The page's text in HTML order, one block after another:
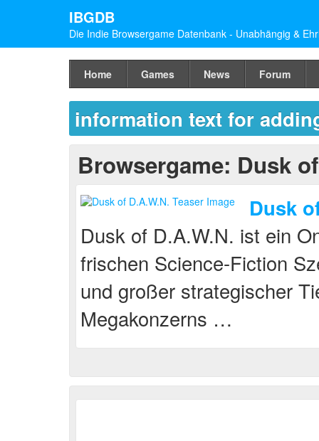
IBGDB
Die Indie Browsergame Datenbank - Unabhängig &
Home Games News Forum
information text for
Browsergame: Dusk
Dusk
Dusk of D.A.W.N. ist ein
frischen Science-Fiction
und großer strategischer
Megakonzerns …